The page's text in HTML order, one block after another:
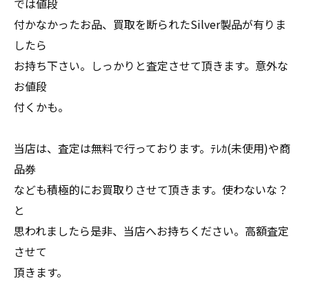
では値段
付かなかったお品、買取を断られたSilver製品が有りま
したら
お持ち下さい。しっかりと査定させて頂きます。意外な
お値段
付くかも。
当店は、査定は無料で行っております。ﾃﾚｶ(未使用)や商
品券
なども積極的にお買取りさせて頂きます。使わないな？
と
思われましたら是非、当店へお持ちください。高額査定
させて
頂きます。